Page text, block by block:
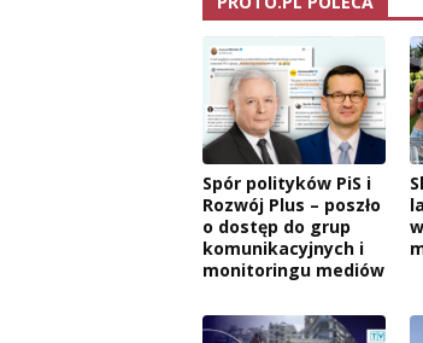
Spór polityków PiS i
Rozwój Plus – poszło
o dostęp do grup
komunikacyjnych i
monitoringu mediów